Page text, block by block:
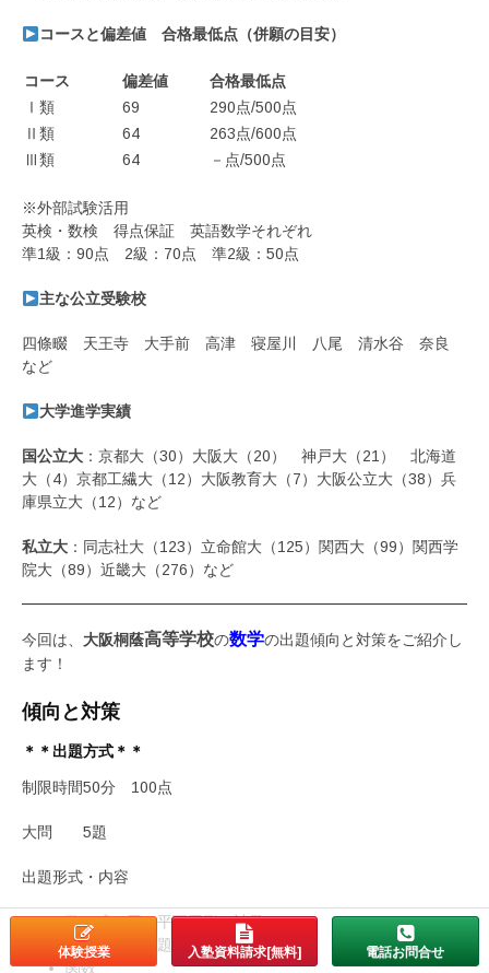
体験授業 入塾資料請求[無料] 電話お問合せ
コースと偏差値 合格最低点（併願の目安）
コース 偏差値
合格最低点
Ⅰ類
69
290点/500点
Ⅱ類
64
263点/600点
Ⅲ類
64 －点/500点
※外部試験活用
英検・数検 得点保証 英語数学それぞれ
準1級：90点 2級：70点 準2級：50点
主な公立受験校
四條畷 天王寺 大手前 高津 寝屋川 八尾 清水谷 奈良
など
大学進学実績
国公立大 ：京都大（30）大阪大（20） 神戸大（21） 北海道
大（4）京都工繊大（12）大阪教育大（7）大阪公立大（38）兵
庫県立大（12）など
私立大 ：同志社大（123）立命館大（125）関西大（99）関西学
院大（89）近畿大（276）など
今回は、 大阪桐蔭高等学校の数学の出題傾向と対策をご紹介し
ます！
傾向と対策
＊＊出題方式＊＊
制限時間50分 100点
大問 5題
出題形式・内容
数と式 円 平面図形の計量
方程式の文章題
関数